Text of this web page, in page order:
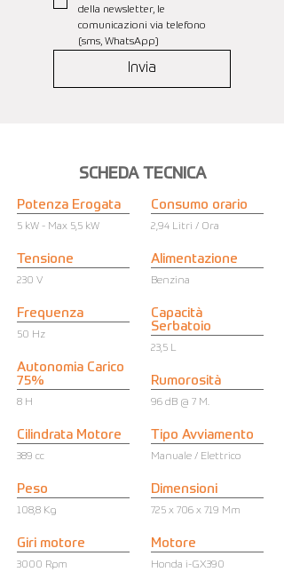
della newsletter, le
comunicazioni via telefono
(sms, WhatsApp)
Invia
SCHEDA TECNICA
Potenza Erogata
5 kW - Max 5,5 kW
Tensione
230 V
Frequenza
50 Hz
Autonomia Carico
75%
8 H
Cilindrata Motore
389 cc
Peso
108,8 Kg
Giri motore
3000 Rpm
Consumo orario
2,94 Litri / Ora
Alimentazione
Benzina
Capacità
Serbatoio
23,5 L
Rumorosità
96 dB @ 7 M.
Tipo Avviamento
Manuale / Elettrico
Dimensioni
725 x 706 x 719 Mm
Motore
Honda i-GX390